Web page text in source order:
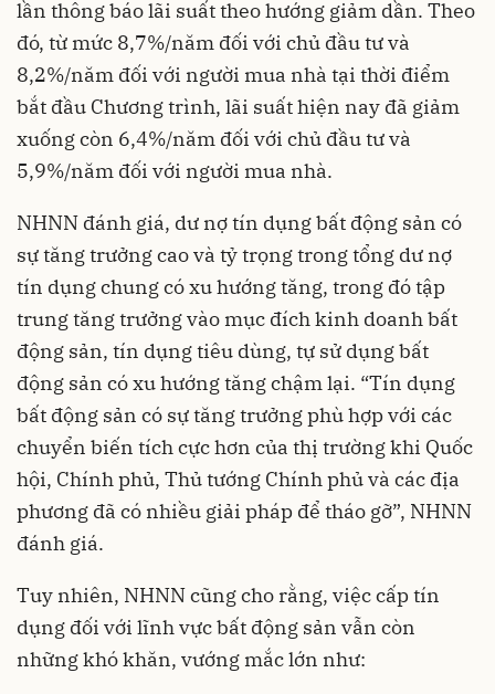
lần thông báo lãi suất theo hướng giảm dần. Theo
đó, từ mức 8,7%/năm đối với chủ đầu tư và
8,2%/năm đối với người mua nhà tại thời điểm
bắt đầu Chương trình, lãi suất hiện nay đã giảm
xuống còn 6,4%/năm đối với chủ đầu tư và
5,9%/năm đối với người mua nhà.
NHNN đánh giá, dư nợ tín dụng bất động sản có
sự tăng trưởng cao và tỷ trọng trong tổng dư nợ
tín dụng chung có xu hướng tăng, trong đó tập
trung tăng trưởng vào mục đích kinh doanh bất
động sản, tín dụng tiêu dùng, tự sử dụng bất
động sản có xu hướng tăng chậm lại. “Tín dụng
bất động sản có sự tăng trưởng phù hợp với các
chuyển biến tích cực hơn của thị trường khi Quốc
hội, Chính phủ, Thủ tướng Chính phủ và các địa
phương đã có nhiều giải pháp để tháo gỡ”, NHNN
đánh giá.
Tuy nhiên, NHNN cũng cho rằng, việc cấp tín
dụng đối với lĩnh vực bất động sản vẫn còn
những khó khăn, vướng mắc lớn như: